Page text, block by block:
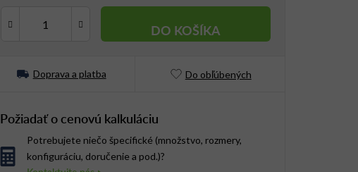
DO KOŠÍKA
Doprava a platba Do obľúbených
Požiadať o cenovú kalkuláciu
Potrebujete niečo špecifické (množstvo, rozmery,
konfiguráciu, doručenie a pod.)?